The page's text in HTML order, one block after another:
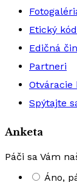
Etický
Edičná
Partneri
Otváracie
Spýtajte
Anketa
Páči sa Vám
Áno,